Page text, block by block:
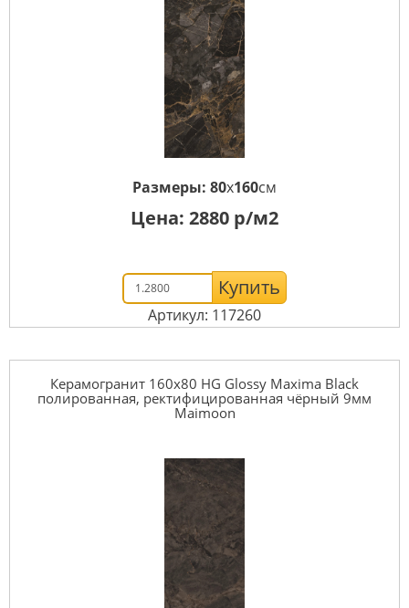
Размеры: 80x160см
Цена: 2880 р/м2
Купить
Артикул: 117260
Керамогранит 160x80 HG Glossy Maxima Black
полированная, ректифицированная чёрный 9мм
Maimoon